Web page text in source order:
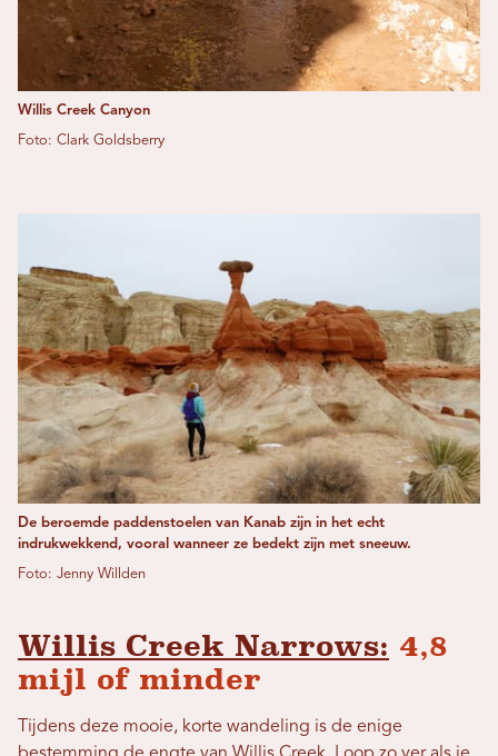
Willis Creek Canyon
Foto: Clark Goldsberry
De beroemde paddenstoelen van Kanab zijn in het echt
indrukwekkend, vooral wanneer ze bedekt zijn met sneeuw.
Foto: Jenny Willden
Willis Creek Narrows: 4,8
mijl of minder
Tijdens deze mooie, korte wandeling is de enige